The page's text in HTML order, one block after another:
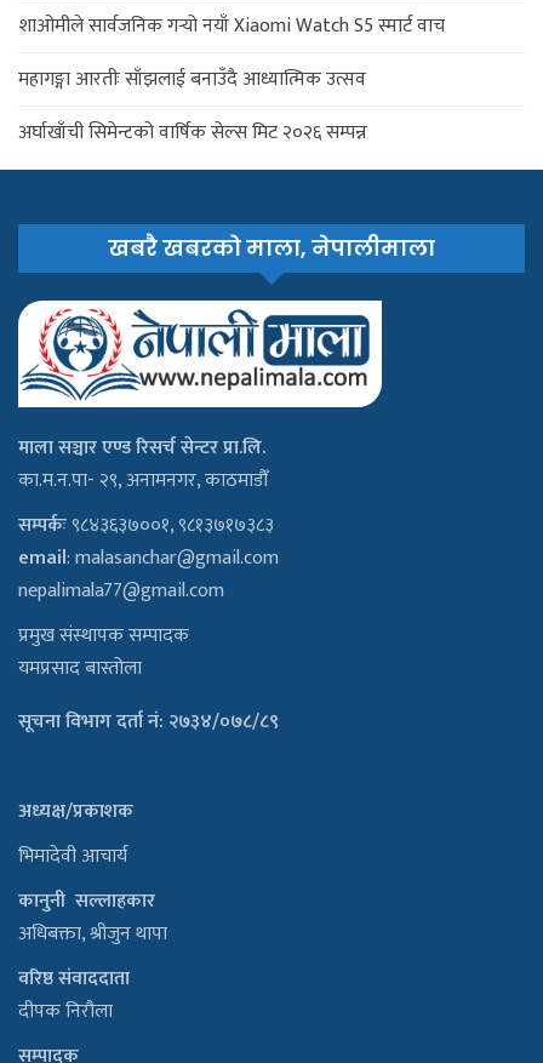
शाओमीले सार्वजनिक गर्‍यो नयाँ Xiaomi Watch S5 स्मार्ट वाच
महागङ्गा आरतीः साँझलाई बनाउँदै आध्यात्मिक उत्सव
अर्घाखाँची सिमेन्टको वार्षिक सेल्स मिट २०२६ सम्पन्न
खबरै खबरको माला, नेपालीमाला
माला सञ्चार एण्ड रिसर्च सेन्टर प्रा.लि.
का.म.न.पा- २९, अनामनगर, काठमाडौँ
सम्पर्कः९८४३६३७००१, ९८१३७१७३८३
email:malasanchar@gmail.com
nepalimala77@gmail.com
प्रमुख संस्थापक सम्पादक
यमप्रसाद बास्तोला
सूचना विभाग दर्ता नं: २७३४/०७८/८९
अध्यक्ष/प्रकाशक
भिमादेवी आचार्य
कानुनी सल्लाहकार
अधिबक्ता, श्रीजुन थापा
वरिष्ठ संवाददाता
दीपक निरौला
सम्पादक